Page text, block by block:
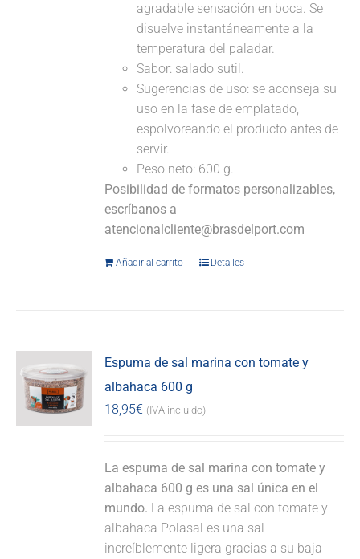
agradable sensación en boca. Se
disuelve instantáneamente a la
temperatura del paladar.
Sabor: salado sutil.
Sugerencias de uso: se aconseja su
uso en la fase de emplatado,
espolvoreando el producto antes de
servir.
Peso neto: 600 g.
Posibilidad de formatos personalizables,
escríbanos a
atencionalcliente@brasdelport.com
Añadir al carrito Detalles
Espuma de sal marina con tomate y
albahaca 600 g
18,95€ (IVA incluido)
La espuma de sal marina con tomate y
albahaca 600 g es una sal única en el
mundo. La espuma de sal con tomate y
albahaca Polasal es una sal
increíblemente ligera gracias a su baja